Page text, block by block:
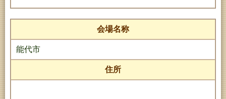
会場名称
能代市
住所